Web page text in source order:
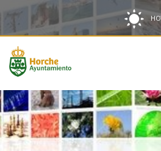
Saltar al contenido
Saltar a la navegación
Información de contacto